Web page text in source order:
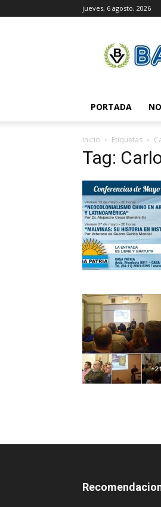
jueves, 6 agosto, 2026
Bandera
PORTADA
Inicio Etiquetas
Tag: